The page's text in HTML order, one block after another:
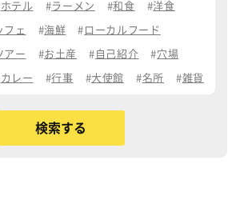
ホテル ラーメン 和食 洋食
フェ 海鮮 ローカルフード
アー お土産 自己紹介 穴場
カレー 行事 大使館 名所 雑貨